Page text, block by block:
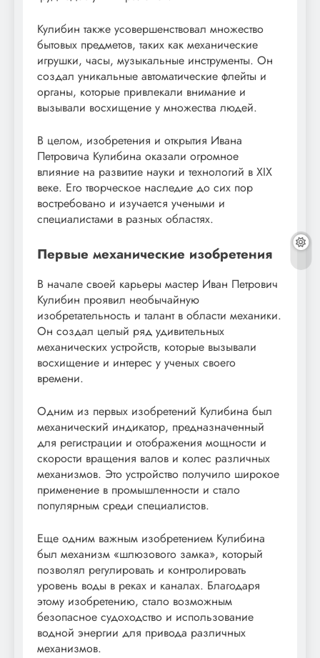
Кулибин также усовершенствовал множество
бытовых предметов, таких как механические
игрушки, часы, музыкальные инструменты. Он
создал уникальные автоматические флейты и
органы, которые привлекали внимание и
вызывали восхищение у множества людей.
В целом, изобретения и открытия Ивана
Петровича Кулибина оказали огромное
влияние на развитие науки и технологий в XIX
веке. Его творческое наследие до сих пор
востребовано и изучается учеными и
специалистами в разных областях.
Первые механические изобретения
В начале своей карьеры мастер Иван Петрович
Кулибин проявил необычайную
изобретательность и талант в области механики.
Он создал целый ряд удивительных
механических устройств, которые вызывали
восхищение и интерес у ученых своего
времени.
Одним из первых изобретений Кулибина был
механический индикатор, предназначенный
для регистрации и отображения мощности и
скорости вращения валов и колес различных
механизмов. Это устройство получило широкое
применение в промышленности и стало
популярным среди специалистов.
Еще одним важным изобретением Кулибина
был механизм «шлюзового замка», который
позволял регулировать и контролировать
уровень воды в реках и каналах. Благодаря
этому изобретению, стало возможным
безопасное судоходство и использование
водной энергии для привода различных
механизмов.